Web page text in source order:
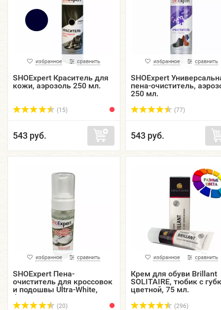
избранное сравнить
SHOExpert Краситель для
кожи, аэрозоль 250 мл.
(15)
543 руб.
избранное сравнить
SHOExpert
пена-очиститель,
250 мл.
(77)
543 руб.
избранное сравнить
SHOExpert Пена-
очиститель для кроссовок
и подошвы Ultra-White,
флакон 150 мл.
(20)
избранное сравнить
Крем для обуви Brillant
SOLITAIRE, тюбик с
цветной, 75 мл.
(296)